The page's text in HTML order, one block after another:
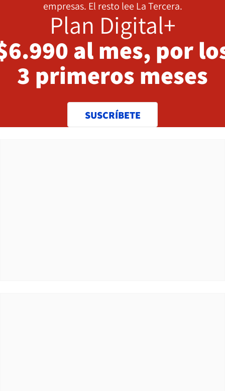
empresas. El resto lee La Tercera.
Plan Digital+
al mes, por
3 primeros meses
SUSCRÍBETE